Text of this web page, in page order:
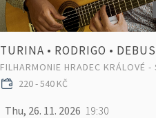
TURINA • RODRIGO •
FILHARMONIE HRADEC KRÁLOVÉ -
220 - 540 KČ
Thu, 26. 11. 2026 19:30